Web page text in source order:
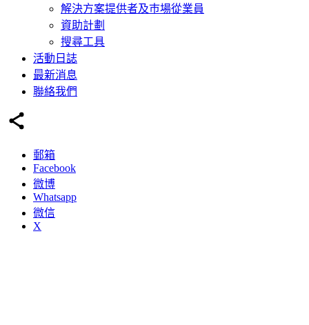
解決方案提供者及巿場從業員
資助計劃
搜尋工具
活動日誌
最新消息
聯絡我們
郵箱
Facebook
微博
Whatsapp
微信
X